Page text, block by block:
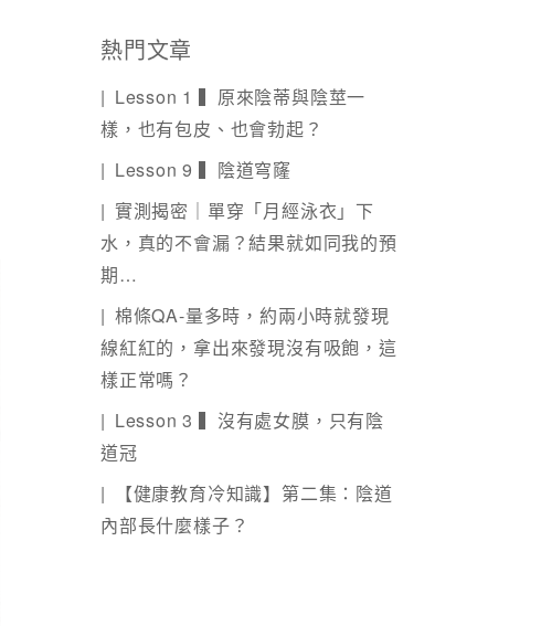
熱門文章
Lesson 1 ▍原來陰蒂與陰莖一
樣，也有包皮、也會勃起？
Lesson 9 ▍陰道穹窿
實測揭密｜單穿「月經泳衣」下
水，真的不會漏？結果就如同我的預
期…
棉條QA-量多時，約兩小時就發現
線紅紅的，拿出來發現沒有吸飽，這
樣正常嗎？
Lesson 3 ▍沒有處女膜，只有陰
道冠
【健康教育冷知識】第二集：陰道
內部長什麼樣子？